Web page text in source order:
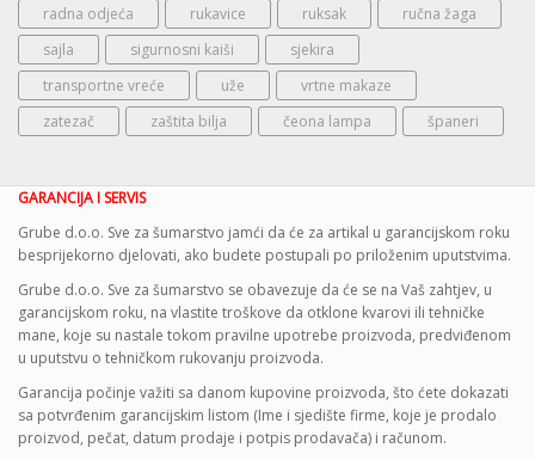
radna odjeća
rukavice ruksak
ručna žaga
sajla
sigurnosni kaiši
sjekira
transportne vreće
uže
vrtne makaze
zatezač
zaštita bilja čeona lampa španeri
GARANCIJA I SERVIS
Grube d.o.o. Sve za šumarstvo jamći da će za artikal u garancijskom roku
besprijekorno djelovati, ako budete postupali po priloženim uputstvima.
Grube d.o.o. Sve za šumarstvo se obavezuje da će se na Vaš zahtjev, u
garancijskom roku, na vlastite troškove da otklone kvarovi ili tehničke
mane, koje su nastale tokom pravilne upotrebe proizvoda, predviđenom
u uputstvu o tehničkom rukovanju proizvoda.
Garancija počinje važiti sa danom kupovine proizvoda, što ćete dokazati
sa potvrđenim garancijskim listom (Ime i sjedište firme, koje je prodalo
proizvod, pečat, datum prodaje i potpis prodavača) i računom.